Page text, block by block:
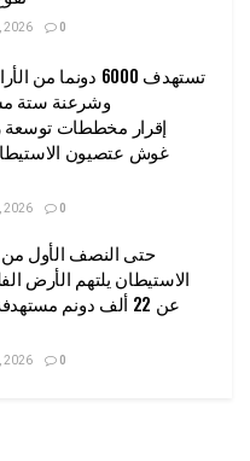
2026 0
تستهدف 6000
وشرعنة ستة
إقرار مخططات توسعة
غوش عتصيون
2026 0
الاستيطان يلتهم الأرض
2026 0